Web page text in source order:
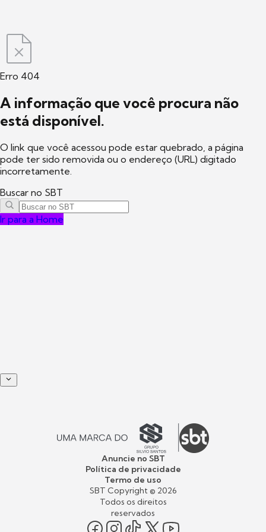
Erro 404
A informação que você procura não
está disponível.
O link que você acessou pode estar quebrado, a página
pode ter sido removida ou o endereço (URL) digitado
incorretamente.
Buscar no SBT
Ir para a Home
Anuncie no SBT
Política de privacidade
Termo de uso
SBT Copyright © 2026
Todos os direitos
reservados